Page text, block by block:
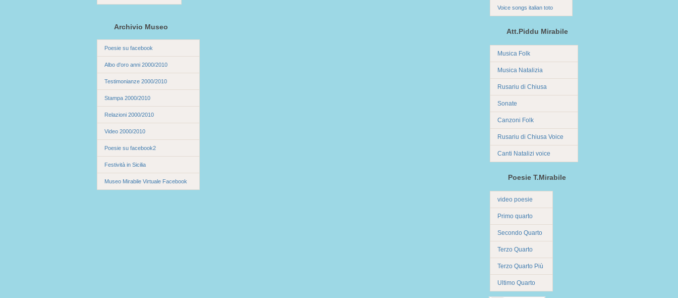
Archivio Museo
Poesie su facebook
Albo d'oro anni 2000/2010
Testimonianze 2000/2010
Stampa 2000/2010
Relazioni 2000/2010
Video 2000/2010
Poesie su facebook2
Festività in Sicilia
Museo Mirabile Virtuale Facebook
Voice songs italian toto
Att.Piddu Mirabile
Musica Folk
Musica Natalizia
Rusariu di Chiusa
Sonate
Canzoni Folk
Rusariu di Chiusa Voice
Canti Natalizi voice
Poesie T.Mirabile
video poesie
Primo quarto
Secondo Quarto
Terzo Quarto
Terzo Quarto Più
Ultimo Quarto